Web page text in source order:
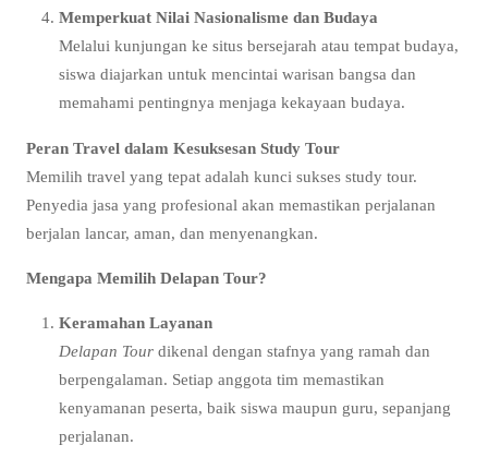
Memperkuat Nilai Nasionalisme dan Budaya
Melalui kunjungan ke situs bersejarah atau tempat budaya,
siswa diajarkan untuk mencintai warisan bangsa dan
memahami pentingnya menjaga kekayaan budaya.
Peran Travel dalam Kesuksesan Study Tour
Memilih travel yang tepat adalah kunci sukses study tour.
Penyedia jasa yang profesional akan memastikan perjalanan
berjalan lancar, aman, dan menyenangkan.
Mengapa Memilih Delapan Tour?
Keramahan Layanan
Delapan Tour dikenal dengan stafnya yang ramah dan
berpengalaman. Setiap anggota tim memastikan
kenyamanan peserta, baik siswa maupun guru, sepanjang
perjalanan.